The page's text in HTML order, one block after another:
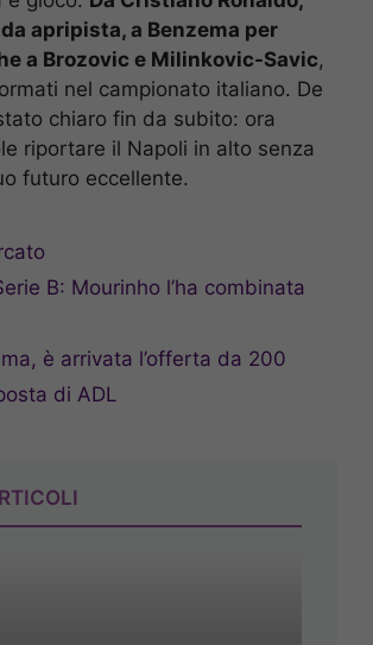
apripista, a Benzema per
a Brozovic e Milinkovic-Savic,
nel campionato italiano. De
chiaro fin da subito: ora
riportare il Napoli in alto senza
futuro eccellente.
B: Mourinho l’ha combinata
è arrivata l’offerta da 200
di ADL